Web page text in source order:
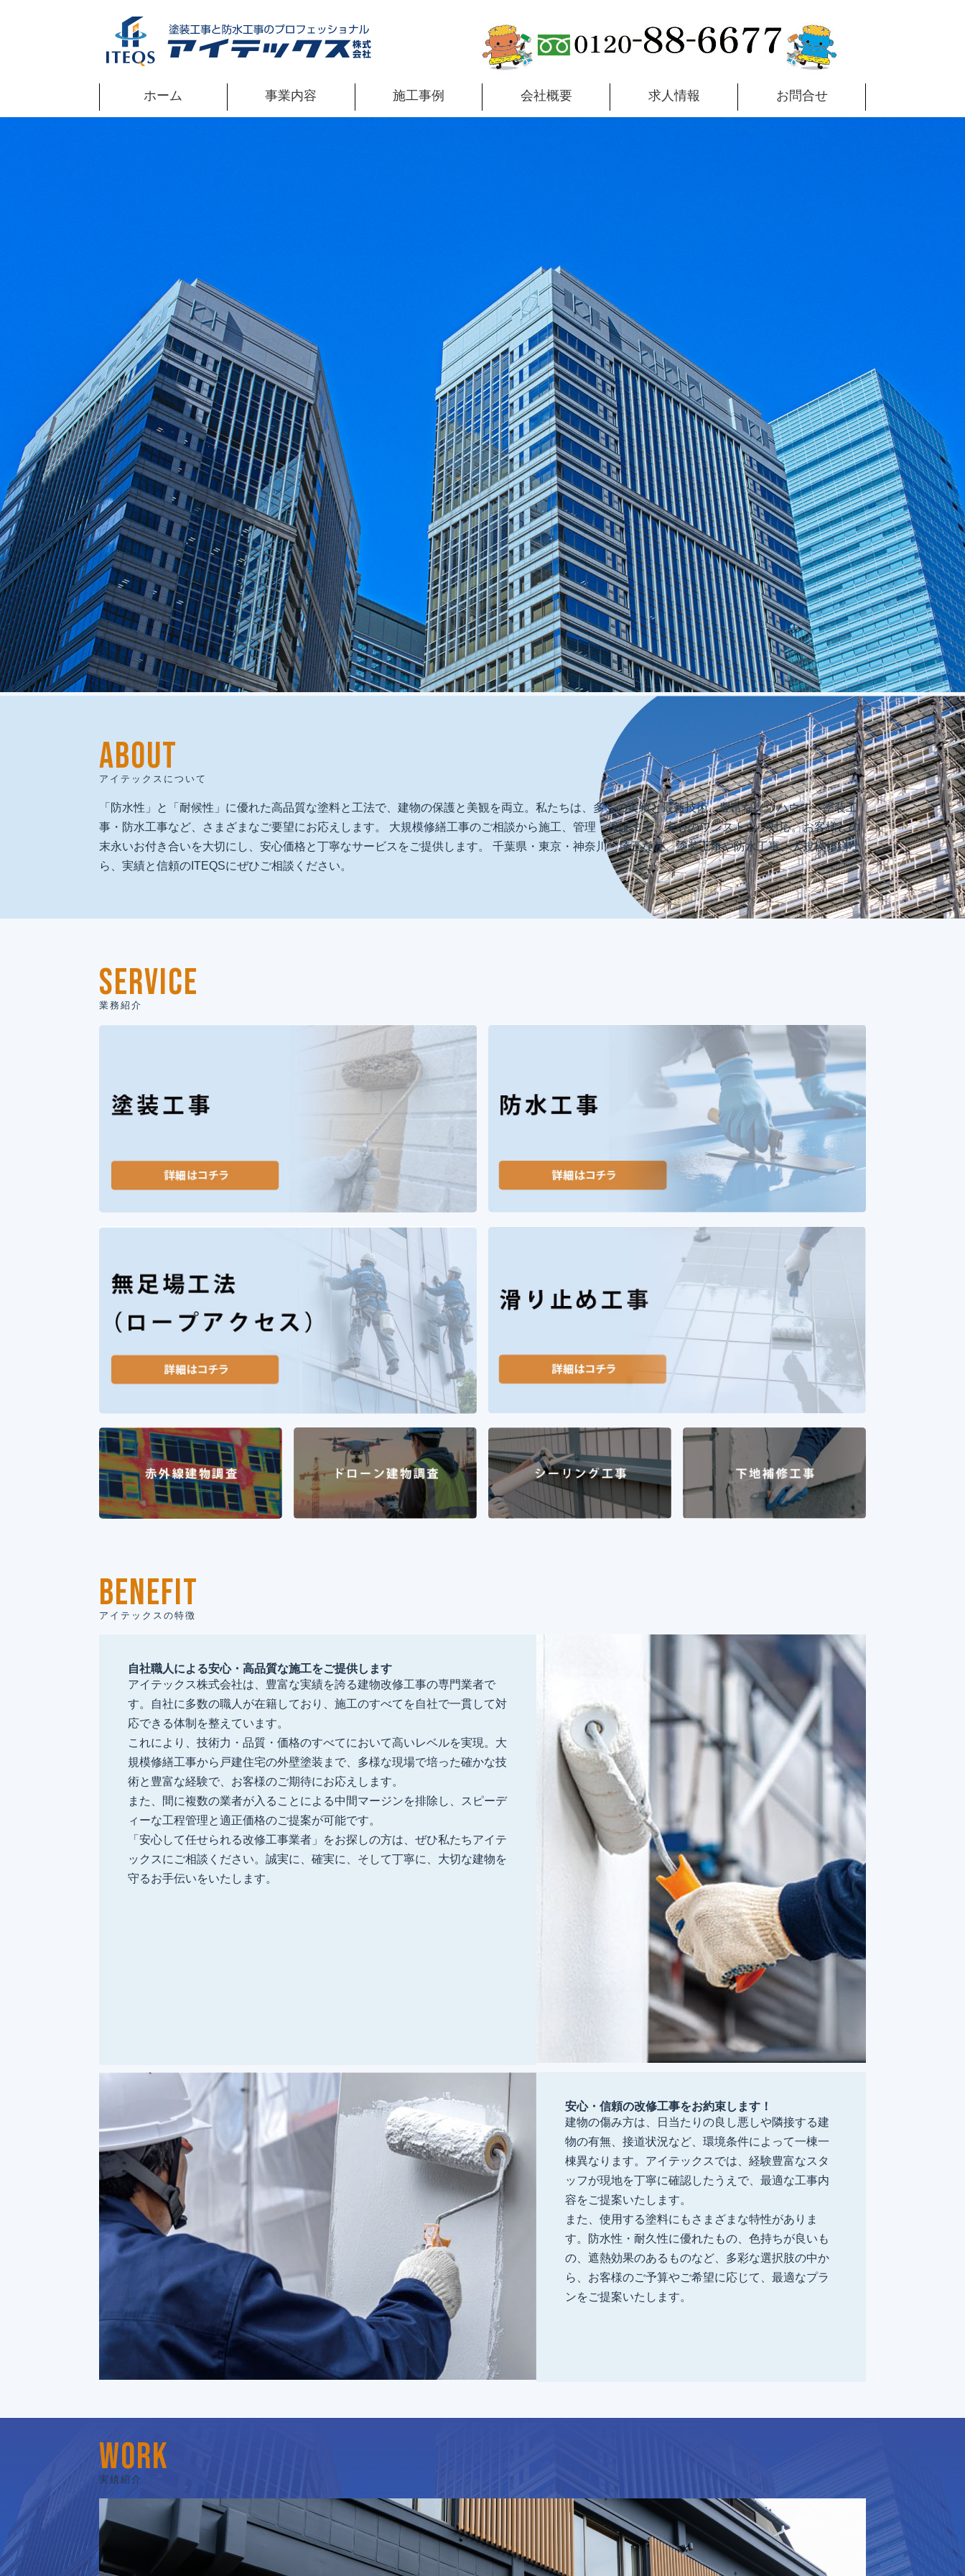
ホーム 事業内容 施工事例 会社概要 求人情報 お問合せ
人と地域の未来を創る
技術と品質で人と地域の未来を守る
「建物再生のプロフェッショナル」として、
社会に必要とされ続ける企業を目指します。
ABOUT
アイテックスについて
「防水性」と「耐候性」に優れた高品質な塗料と工法で、建物の保護と美観を両立。私たちは、多くの実績と最新技術、豊富なノウハウで、塗装工
事・防水工事など、さまざまなご要望にお応えします。 大規模修繕工事のご相談から施工、管理・保証まで、安心のワンストップ対応。お客様との
末永いお付き合いを大切にし、安心価格と丁寧なサービスをご提供します。 千葉県・東京・神奈川・埼玉など、塗装工事や防水工事、大規模修繕な
ら、実績と信頼のITEQSにぜひご相談ください。
SERVICE
業務紹介
BENEFIT
アイテックスの特徴
自社職人による安心・高品質な施工をご提供します
アイテックス株式会社は、豊富な実績を誇る建物改修工事の専門業者で
す。自社に多数の職人が在籍しており、施工のすべてを自社で一貫して対
応できる体制を整えています。
これにより、技術力・品質・価格のすべてにおいて高いレベルを実現。大
規模修繕工事から戸建住宅の外壁塗装まで、多様な現場で培った確かな技
術と豊富な経験で、お客様のご期待にお応えします。
また、間に複数の業者が入ることによる中間マージンを排除し、スピーデ
ィーな工程管理と適正価格のご提案が可能です。
「安心して任せられる改修工事業者」をお探しの方は、ぜひ私たちアイテ
ックスにご相談ください。誠実に、確実に、そして丁寧に、大切な建物を
守るお手伝いをいたします。
安心・信頼の改修工事をお約束します！
建物の傷み方は、日当たりの良し悪しや隣接する建
物の有無、接道状況など、環境条件によって一棟一
棟異なります。アイテックスでは、経験豊富なスタ
ッフが現地を丁寧に確認したうえで、最適な工事内
容をご提案いたします。
また、使用する塗料にもさまざまな特性がありま
す。防水性・耐久性に優れたもの、色持ちが良いも
の、遮熱効果のあるものなど、多彩な選択肢の中か
ら、お客様のご予算やご希望に応じて、最適なプラ
ンをご提案いたします。
WORK
実績紹介